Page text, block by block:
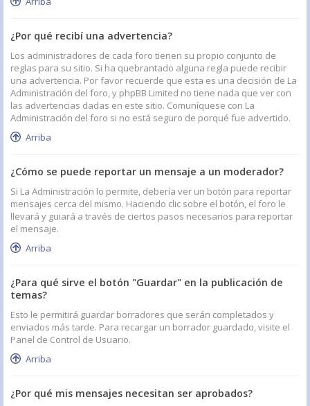
¿Por qué recibí una advertencia?
Los administradores de cada foro tienen su propio conjunto de
reglas para su sitio. Si ha quebrantado alguna regla puede recibir
una advertencia. Por favor recuerde que esta es una decisión de La
Administración del foro, y phpBB Limited no tiene nada que ver con
las advertencias dadas en este sitio. Comuníquese con La
Administración del foro si no está seguro de porqué fue advertido.
Arriba
¿Cómo se puede reportar un mensaje a un moderador?
Si La Administración lo permite, debería ver un botón para reportar
mensajes cerca del mismo. Haciendo clic sobre el botón, el foro le
llevará y guiará a través de ciertos pasos necesarios para reportar
el mensaje.
Arriba
¿Para qué sirve el botón "Guardar" en la publicación de
temas?
Esto le permitirá guardar borradores que serán completados y
enviados más tarde. Para recargar un borrador guardado, visite el
Panel de Control de Usuario.
Arriba
¿Por qué mis mensajes necesitan ser aprobados?